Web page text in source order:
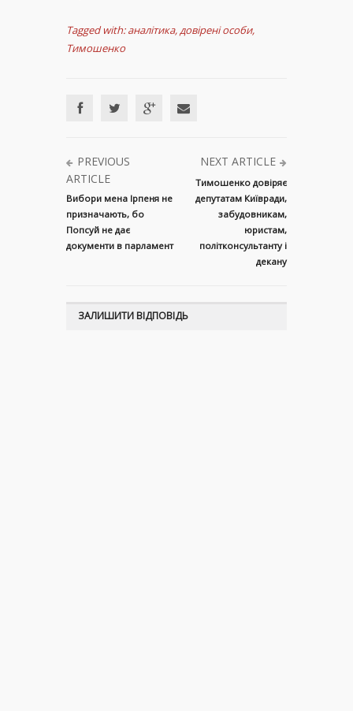
Tagged with: аналітика,довірені особи,
Тимошенко
PREVIOUS
ARTICLE
Вибори мена Ірпеня не
призначають, бо
Попсуй не дає
документи в парламент
NEXT ARTICLE
Тимошенко довіряє
депутатам Київради,
забудовникам,
юристам,
політконсультанту і
декану
ЗАЛИШИТИ ВІДПОВІДЬ